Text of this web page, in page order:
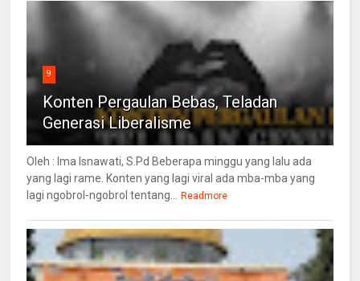
9
Konten Pergaulan Bebas, Teladan
Generasi Liberalisme
Oleh : Ima Isnawati, S.Pd Beberapa minggu yang lalu ada
yang lagi rame. Konten yang lagi viral ada mba-mba yang
lagi ngobrol-ngobrol tentang...
Readmore